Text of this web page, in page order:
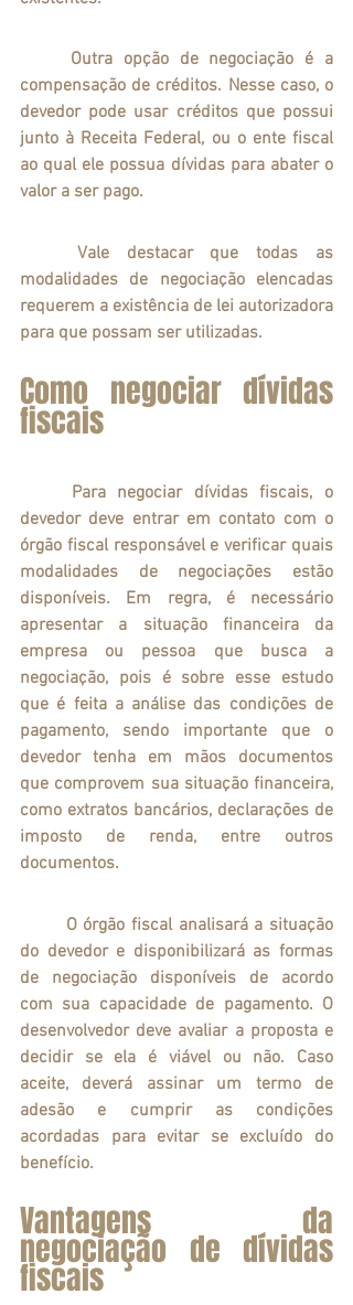
compensação de créditos. Nesse caso, o
devedor pode usar créditos que possui
junto à Receita Federal, ou o ente fiscal
ao qual ele possua dívidas para abater o
valor a ser pago.
modalidades de negociação elencadas
requerem a existência de lei autorizadora
para que possam ser utilizadas.
Como negociar dívidas
fiscais
devedor deve entrar em contato com o
órgão fiscal responsável e verificar quais
modalidades de negociações estão
disponíveis. Em regra, é necessário
apresentar a situação financeira da
empresa ou pessoa que busca a
negociação, pois é sobre esse estudo
que é feita a análise das condições de
pagamento, sendo importante que o
devedor tenha em mãos documentos
que comprovem sua situação financeira,
como extratos bancários, declarações de
imposto de renda, entre outros
documentos.
do devedor e disponibilizará as formas
de negociação disponíveis de acordo
com sua capacidade de pagamento. O
desenvolvedor deve avaliar a proposta e
decidir se ela é viável ou não. Caso
aceite, deverá assinar um termo de
adesão e cumprir as condições
acordadas para evitar se excluído do
benefício.
Vantagens da
negociação de dívidas
fiscais